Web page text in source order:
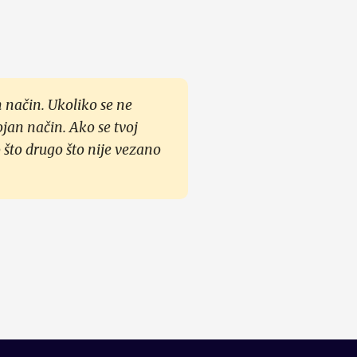
Ukoliko se ne
način. Ako se tvoj
drugo što nije vezano